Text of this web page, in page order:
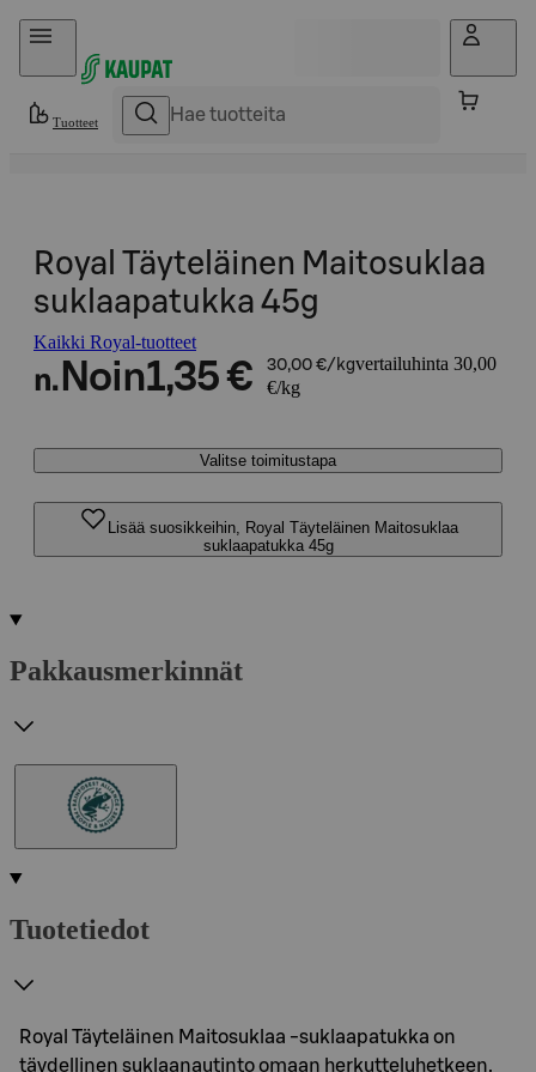
Hyppää sisältöön
Tuotteet
Royal Täyteläinen Maitosuklaa
suklaapatukka 45g
Kaikki Royal-tuotteet
n. Noin1,35 € 30,00 €/kgvertailuhinta 30,00
€/kg
Valitse toimitustapa
Lisää suosikkeihin, Royal Täyteläinen Maitosuklaa
suklaapatukka 45g
Pakkausmerkinnät
Tuotetiedot
Royal Täyteläinen Maitosuklaa -suklaapatukka on
täydellinen suklaanautinto omaan herkutteluhetkeen.